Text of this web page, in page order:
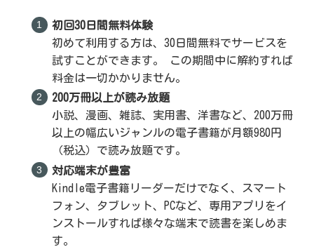
初回30日間無料体験
初めて利用する方は、30日間無料でサービスを
試すことができます。 この期間中に解約すれば
料金は一切かかりません。
200万冊以上が読み放題
小説、漫画、雑誌、実用書、洋書など、200万冊
以上の幅広いジャンルの電子書籍が月額980円
（税込）で読み放題です。
対応端末が豊富
Kindle電子書籍リーダーだけでなく、スマート
フォン、タブレット、PCなど、専用アプリをイ
ンストールすれば様々な端末で読書を楽しめま
す。